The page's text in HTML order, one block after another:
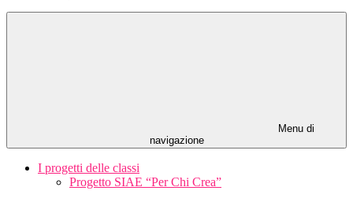
Menu di
navigazione
I progetti delle classi
Progetto SIAE “Per Chi Crea”